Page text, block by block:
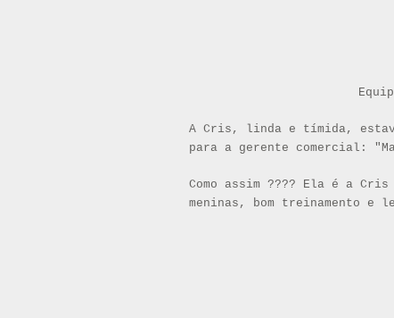
A Cris, linda e tímida,
para a gerente comercial:
Como assim ???? Ela é a
meninas, bom treinamento